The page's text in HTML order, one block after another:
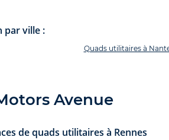
par ville :
Quads utilitaires à
Avenue
de quads utilitaires à Rennes